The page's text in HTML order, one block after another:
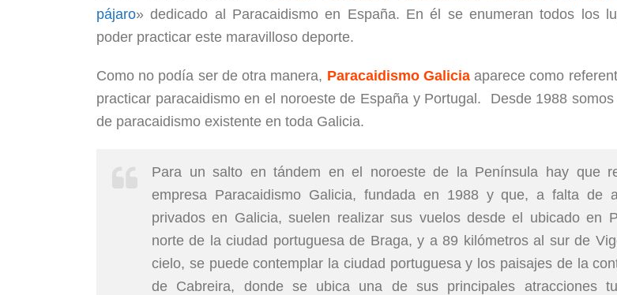
pájaro» dedicado al Paracaidismo en España. En él se enumeran todos los
poder practicar este maravilloso deporte.
Como no podía ser de otra manera, Paracaidismo Galiciaaparece como
practicar paracaidismo en el noroeste de España y Portugal. Desde 1988
de paracaidismo existente en toda Galicia.
Para un salto en tándem en el noroeste de la Península hay que
empresa Paracaidismo Galicia, fundada en 1988 y que, a falta de
privados en Galicia, suelen realizar sus vuelos desde el ubicado en
norte de la ciudad portuguesa de Braga, y a 89 kilómetros al sur de
cielo, se puede contemplar la ciudad portuguesa y los paisajes de la
de Cabreira, donde se ubica una de sus principales atracciones